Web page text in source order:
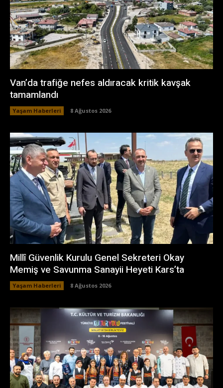
Van’da trafiğe nefes aldıracak kritik kavşak
tamamlandı
Yaşam Haberleri 8 Ağustos 2026
Millî Güvenlik Kurulu Genel Sekreteri Okay
Memiş ve Savunma Sanayii Heyeti Kars’ta
Yaşam Haberleri 8 Ağustos 2026